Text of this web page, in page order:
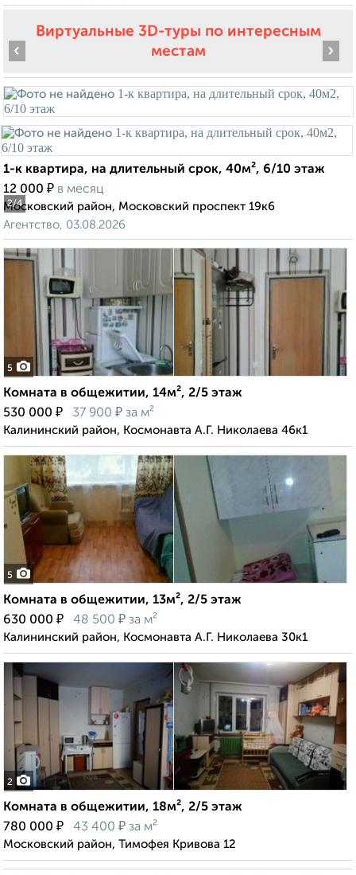
Виртуальные 3D-туры по интересным
местам
2/4
‹ ›
1-к квартира, на длительный срок, 40м², 6/10 этаж
12 000 ₽ в месяц
Московский район, Московский проспект 19к6
Агентство, 03.08.2026
5
Комната в общежитии, 14м², 2/5 этаж
530 000 ₽ 37 900 ₽ за м²
Калининский район, Космонавта А.Г. Николаева 46к1
5
Комната в общежитии, 13м², 2/5 этаж
630 000 ₽ 48 500 ₽ за м²
Калининский район, Космонавта А.Г. Николаева 30к1
2
Комната в общежитии, 18м², 2/5 этаж
780 000 ₽ 43 400 ₽ за м²
Московский район, Тимофея Кривова 12